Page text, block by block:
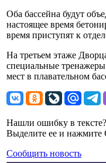
Оба бассейна будут
настоящее время
время приступят к
На третьем этаже
специальные
мест в плавательном
Нашли ошибку в тексте?
Выделите ее и нажмите
Сообщить новость